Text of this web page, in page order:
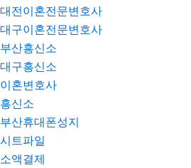
대전이혼전문변호사
대구이혼전문변호사
부산흥신소
대구흥신소
이혼변호사
흥신소
부산휴대폰성지
시트파일
소액결제